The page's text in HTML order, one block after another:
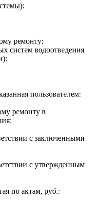
ремонту:
систем водоотведения
пользователем:
ремонту в
с заключенными
с утвержденным
по актам, руб.: